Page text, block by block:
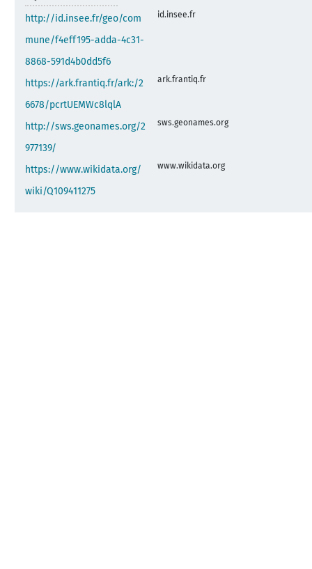
http://id.insee.fr/geo/com
mune/f4eff195-adda-4c31-
8868-591d4b0dd5f6
id.insee.fr
https://ark.frantiq.fr/ark:/2
6678/pcrtUEMWc8lqlA
ark.frantiq.fr
http://sws.geonames.org/2
977139/
sws.geonames.org
https://www.wikidata.org/
wiki/Q109411275
www.wikidata.org